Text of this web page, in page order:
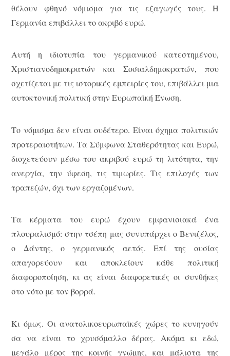
θέλουν φθηνό νόμισμα για τις εξαγωγές τους. Η
Γερμανία επιβάλλει το ακριβό ευρώ.
Αυτή η ιδιοτυπία του γερμανικού κατεστημένου,
Χριστιανοδημοκρατών και Σοσιαλδημοκρατών, που
σχετίζεται με τις ιστορικές εμπειρίες του, επιβάλλει μια
αυτοκτονική πολιτική στην Ευρωπαϊκή Ένωση.
Το νόμισμα δεν είναι ουδέτερο. Είναι όχημα πολιτικών
προτεραιοτήτων. Τα Σύμφωνα Σταθερότητας και Ευρώ,
διοχετεύουν μέσω του ακριβού ευρώ τη λιτότητα, την
ανεργία, την ύφεση, τις τιμωρίες. Τις επιλογές των
τραπεζών, όχι των εργαζομένων.
Τα κέρματα του ευρώ έχουν εμφανισιακά ένα
πλουραλισμό: στην τσέπη μας συνυπάρχει ο Βενιζέλος,
ο Δάντης, ο γερμανικός αετός. Επί της ουσίας
απαγορεύουν και αποκλείουν κάθε πολιτική
διαφοροποίηση, κι ας είναι διαφορετικές οι συνθήκες
στο νότο με τον βορρά.
Κι όμως. Οι ανατολικοευρωπαϊκές χώρες το κυνηγούν
σα να είναι το χρυσόμαλλο δέρας. Ακόμα κι εδώ,
μεγάλο μέρος της κοινής γνώμης, και μάλιστα της